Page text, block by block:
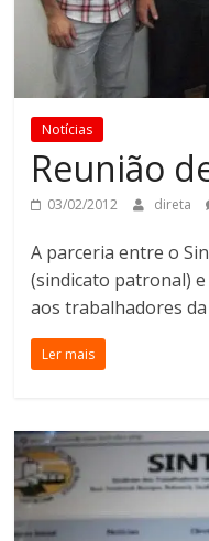
Notícias
Reunião
03/02/2012 direta
A parceria entre o
(sindicato patronal)
aos trabalhadores
Ler mais